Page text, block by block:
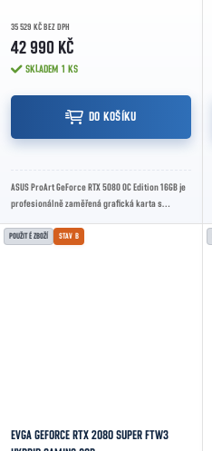
35 529 KČ BEZ DPH
42 990 KČ
SKLADEM 1 KS
DO KOŠÍKU
ASUS ProArt GeForce RTX 5080 OC Edition 16GB je
profesionálně zaměřená grafická karta s
pamětí...
POUŽITÉ ZBOŽÍ STAV B
EVGA GEFORCE RTX 2080 SUPER FTW3